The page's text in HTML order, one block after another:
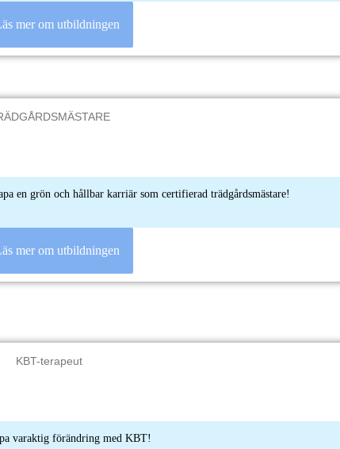
mer om utbildningen
en grön och hållbar karriär som certifierad trädgårdsmästare!
mer om utbildningen
varaktig förändring med KBT!